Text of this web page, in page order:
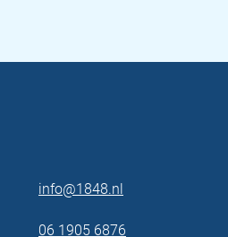
info@1848.nl
06 1905 6876